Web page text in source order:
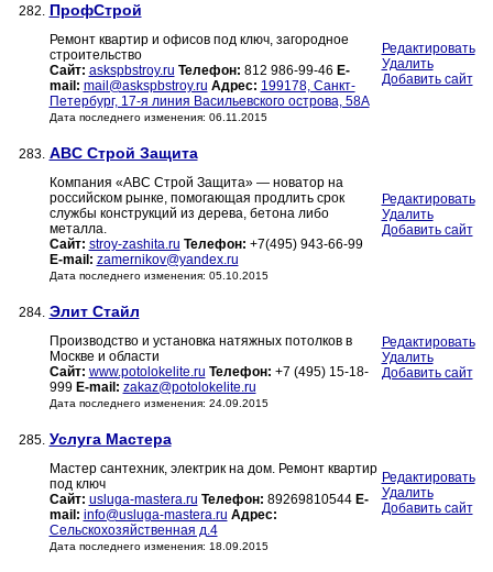
282. ПрофСтрой
Ремонт квартир и офисов под ключ, загородное
строительство
Сайт: askspbstroy.ru Телефон: 812 986-99-46 E-
mail: mail@askspbstroy.ru Адрес: 199178, Санкт-
Петербург, 17-я линия Васильевского острова, 58А
Дата последнего изменения: 06.11.2015
Редактировать
Удалить
Добавить сайт
283. ABC Строй Защита
Компания «АВС Строй Защита» — новатор на
российском рынке, помогающая продлить срок
службы конструкций из дерева, бетона либо
металла.
Сайт: stroy-zashita.ru Телефон: +7(495) 943-66-99
E-mail: zamernikov@yandex.ru
Дата последнего изменения: 05.10.2015
Редактировать
Удалить
Добавить сайт
284. Элит Стайл
Производство и установка натяжных потолков в
Москве и области
Сайт: www.potolokelite.ru Телефон: +7 (495) 15-18-
999 E-mail: zakaz@potolokelite.ru
Дата последнего изменения: 24.09.2015
Редактировать
Удалить
Добавить сайт
285. Услуга Мастера
Мастер сантехник, электрик на дом. Ремонт квартир
под ключ
Сайт: usluga-mastera.ru Телефон: 89269810544 E-
mail: info@usluga-mastera.ru Адрес:
Сельскохозяйственная д.4
Дата последнего изменения: 18.09.2015
Редактировать
Удалить
Добавить сайт